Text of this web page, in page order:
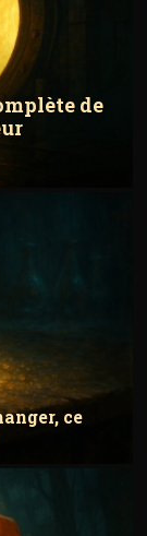
de
ce